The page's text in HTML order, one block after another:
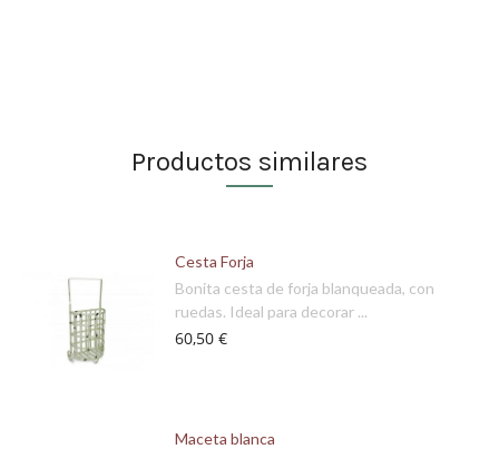
Productos similares
Cesta Forja
Bonita cesta de forja blanqueada, con
ruedas. Ideal para decorar ...
60,50 €
Maceta blanca